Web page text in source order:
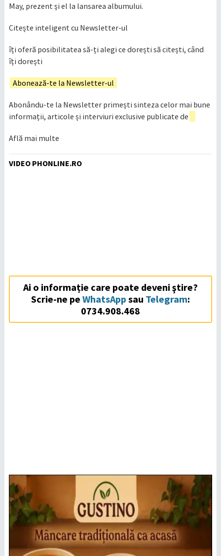
May, prezent și el la lansarea albumului.
Citește inteligent cu Newsletter-ul
îți oferă posibilitatea să-ți alegi ce dorești să citești, când
îți dorești
Abonează-te la Newsletter-ul
Abonându-te la Newsletter primești sinteza celor mai bune
informații, articole și interviuri exclusive publicate de
Află mai multe
VIDEO PHONLINE.RO
Ai o informație care poate deveni ştire?
Scrie-ne pe WhatsApp sau Telegram:
0734.908.468